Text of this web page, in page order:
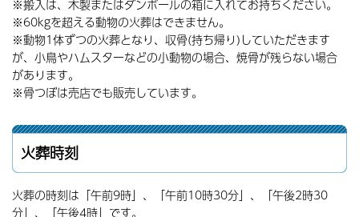
※搬入は、木製またはダンボールの箱に入れてお持ちください。
※60kgを超える動物の火葬はできません。
※動物1体ずつの火葬となり、収骨(持ち帰り)していただきます
が、小鳥やハムスターなどの小動物の場合、焼骨が残らない場合
があります。
※骨つぼは売店でも販売しています。
火葬時刻
火葬の時刻は「午前9時」、「午前10時30分」、「午後2時30
分」、「午後4時」です。